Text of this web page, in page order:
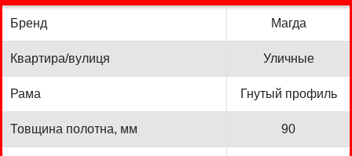
Бренд Магда
Квартира/вулиця Уличные
Рама Гнутый профиль
Товщина полотна, мм 90